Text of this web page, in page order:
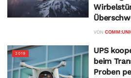
VON
2019
UPS
beim
Proben